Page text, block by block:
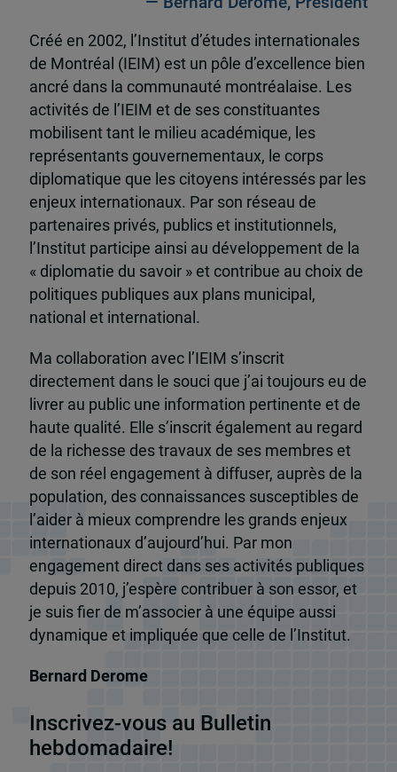
Créé en 2002, l’Institut d’études internationales
de Montréal (IEIM) est un pôle d’excellence bien
ancré dans la communauté montréalaise. Les
activités de l’IEIM et de ses constituantes
mobilisent tant le milieu académique, les
représentants gouvernementaux, le corps
diplomatique que les citoyens intéressés par les
enjeux internationaux. Par son réseau de
partenaires privés, publics et institutionnels,
l’Institut participe ainsi au développement de la
« diplomatie du savoir » et contribue au choix de
politiques publiques aux plans municipal,
national et international.
Ma collaboration avec l’IEIM s’inscrit
directement dans le souci que j’ai toujours eu de
livrer au public une information pertinente et de
haute qualité. Elle s’inscrit également au regard
de la richesse des travaux de ses membres et
de son réel engagement à diffuser, auprès de la
population, des connaissances susceptibles de
l’aider à mieux comprendre les grands enjeux
internationaux d’aujourd’hui. Par mon
engagement direct dans ses activités publiques
depuis 2010, j’espère contribuer à son essor, et
je suis fier de m’associer à une équipe aussi
dynamique et impliquée que celle de l’Institut.
Bernard Derome
Inscrivez-vous au Bulletin
hebdomadaire!